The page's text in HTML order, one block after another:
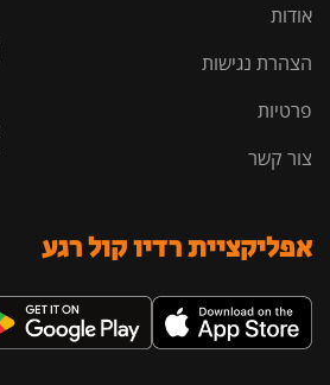
אודות
הצהרת נגישות
פרטיות
צור קשר
אפליקציית רדיו קול רגע